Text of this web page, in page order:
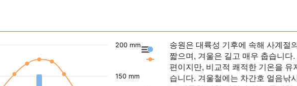
송원의 강수량
송원의 기온
150 mm
200 mm
송원은 대륙성 기후에 속해 사계절
짧으며, 겨울은 길고 매우 춥습니
편이지만, 비교적 쾌적한 기온을
습니다. 겨울철에는 차간호 얼음낚